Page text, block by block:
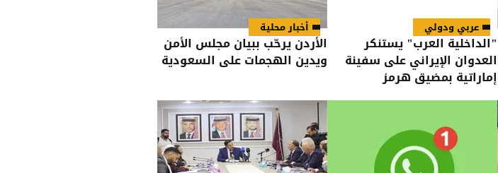
عربي ودولي
"الداخلية العرب" يستنكر
العدوان الإيراني على سفينة
إماراتية بمضيق هرمز
أخبار محلية
الأردن يرحّب ببيان مجلس الأمن
ويدين الهجمات على السعودية